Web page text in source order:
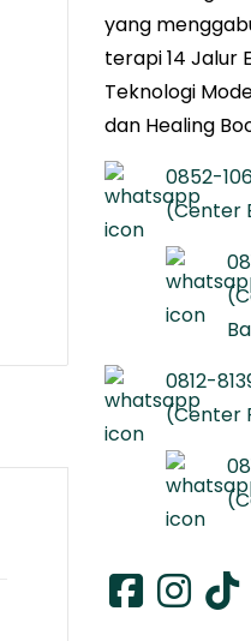
yang
terapi 14 Jalur
Teknologi
dan Healing
0852-
(Center
0812-
(Center